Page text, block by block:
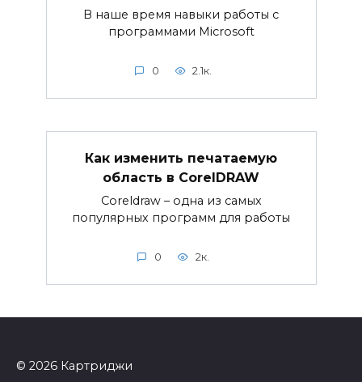
В наше время навыки работы с
программами Microsoft
0 2.1к.
Как изменить печатаемую
область в CorelDRAW
Coreldraw – одна из самых
популярных программ для работы
0 2к.
© 2026 Картриджи